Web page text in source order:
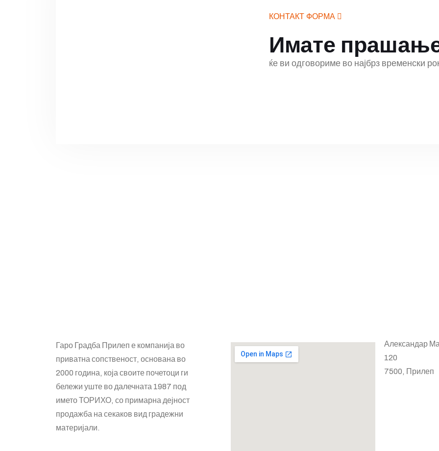
КОНТАКТ ФОРМА
Имате
ќе ви одговориме во најбрз временски
Гаро Градба Прилеп е компанија во
приватна сопственост, основана во
2000 година, која своите почетоци ги
бележи уште во далечната 1987 под
името ТОРИХО, со примарна дејност
продажба на секаков вид градежни
материјали.
Александар
120
7500, Прилеп